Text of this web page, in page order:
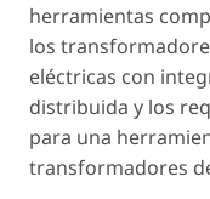
herramientas
los
eléctricas con
distribuida y los
para una
transformadores